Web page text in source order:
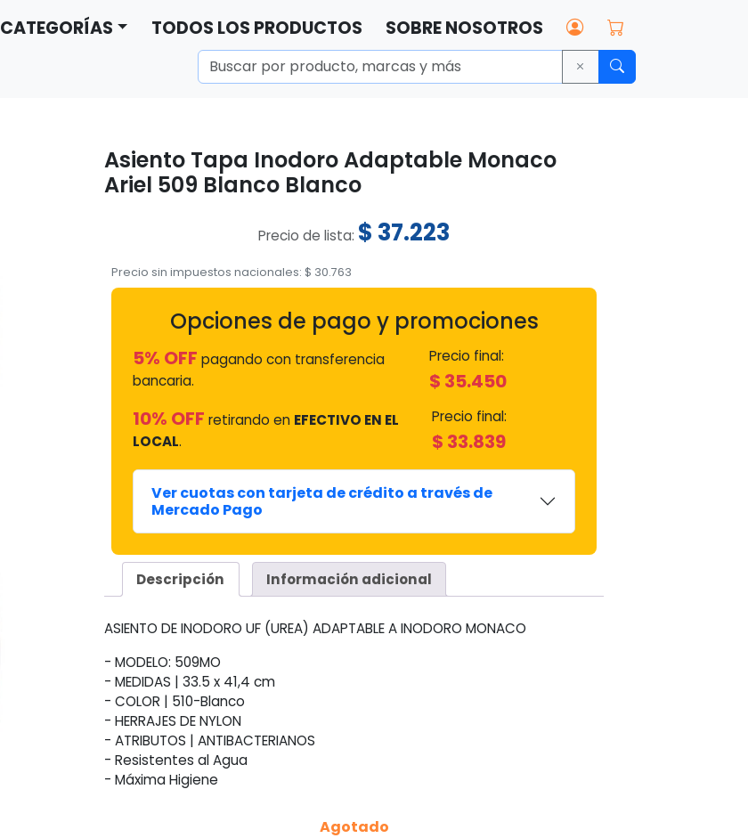
CATEGORÍAS TODOS LOS PRODUCTOS SOBRE NOSOTROS
Asiento Tapa Inodoro Adaptable Monaco
Ariel 509 Blanco Blanco
Precio de lista: $ 37.223
Precio sin impuestos nacionales: $ 30.763
Opciones de pago y promociones
5% OFF pagando con transferencia
bancaria.
Precio final:
$ 35.450
10% OFF retirando en EFECTIVO EN EL
LOCAL.
Precio final:
$ 33.839
Ver cuotas con tarjeta de crédito a través de
Mercado Pago
Descripción Información adicional
ASIENTO DE INODORO UF (UREA) ADAPTABLE A INODORO MONACO
- MODELO: 509MO
- MEDIDAS | 33.5 x 41,4 cm
- COLOR | 510-Blanco
- HERRAJES DE NYLON
- ATRIBUTOS | ANTIBACTERIANOS
- Resistentes al Agua
- Máxima Higiene
Agotado